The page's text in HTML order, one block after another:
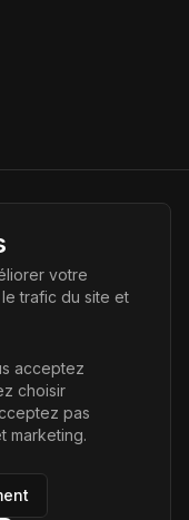
vous aidant à
votre
trafic du site et
acceptez
choisir
pas
marketing.